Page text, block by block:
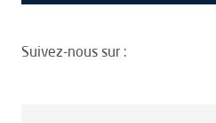
Suivez-nous sur :